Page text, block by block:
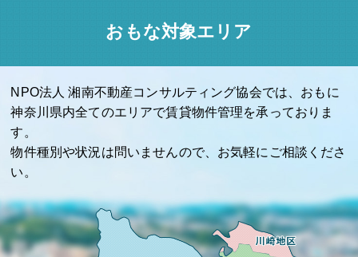
おもな対象エリア
NPO法人 湘南不動産コンサルティング協会では、おもに
神奈川県内全てのエリアで賃貸物件管理を承っておりま
す。
物件種別や状況は問いませんので、お気軽にご相談くださ
い。